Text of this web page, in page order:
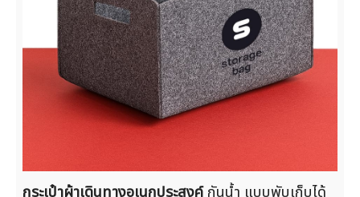
กระเป๋าผ้าเดินทางอเนกประสงค์กันน้ำ แบบพับเก็บได้